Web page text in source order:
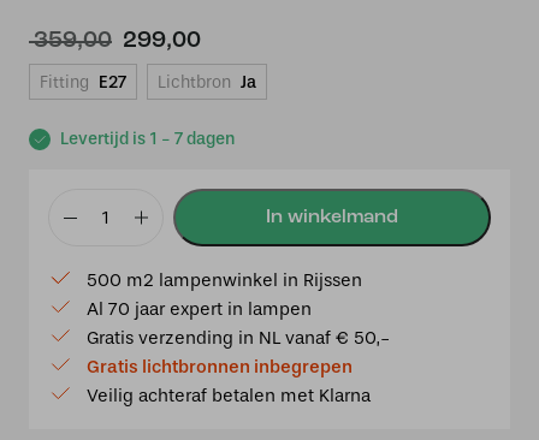
Levertijd is 1 - 7 dagen
359,00 Oorspronkelijke
prijs
was:
299,00Huidige
prijs
is:
Fitting E27 Lichtbron Ja
Tiffany
Talisman
50cm
-80
aantal
500 m2 lampenwinkel in Rijssen
Al 70 jaar expert in lampen
Gratis verzending in NL vanaf € 50,-
Gratis lichtbronnen inbegrepen
Veilig achteraf betalen met Klarna